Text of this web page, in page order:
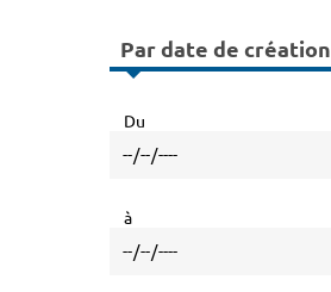
Par date de création
Du
à